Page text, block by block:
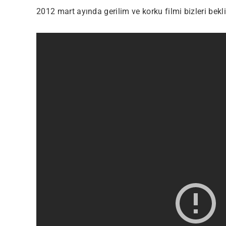
2012 mart ayında gerilim ve korku filmi bizleri